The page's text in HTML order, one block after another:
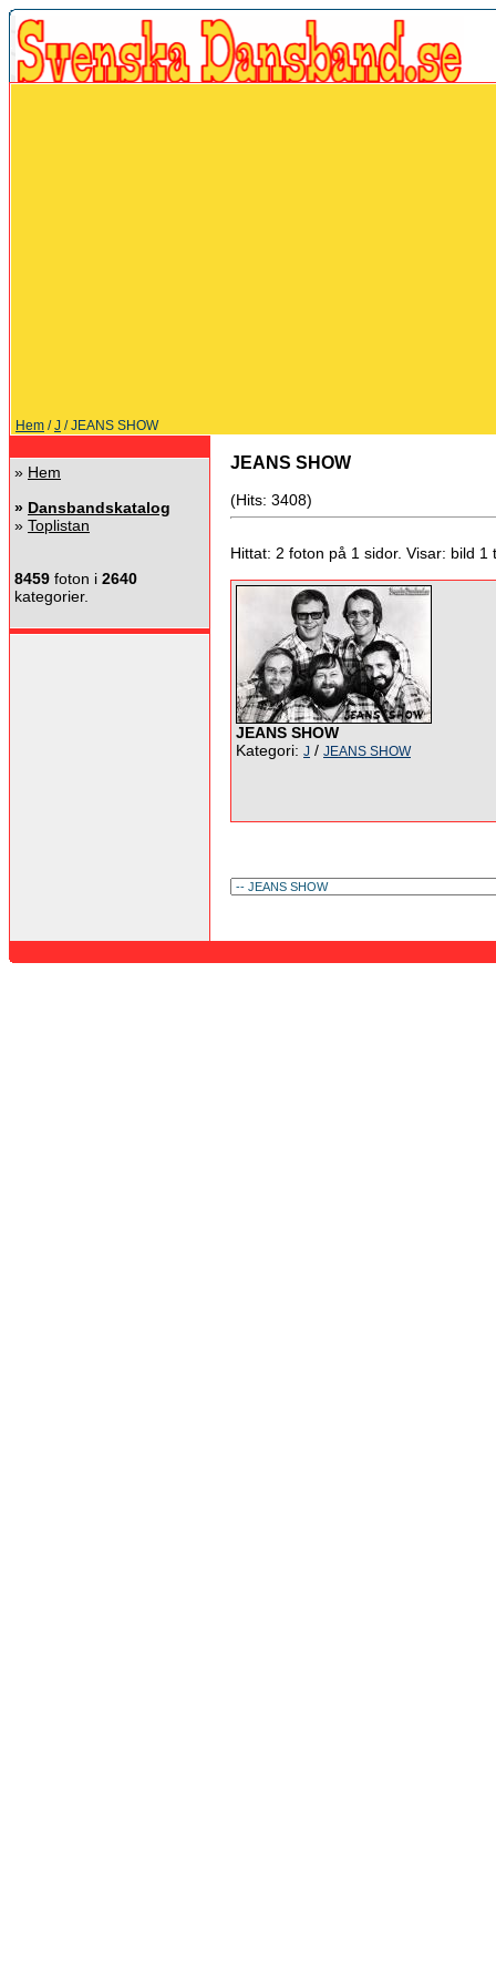
Hem /J / JEANS SHOW
» Hem
» Dansbandskatalog
» Toplistan
8459 foton i 2640
kategorier.
JEANS SHOW
(Hits: 3408)
Hittat: 2 foton på 1 sidor. Visar: bild 1
JEANS SHOW
Kategori: J / JEANS SHOW